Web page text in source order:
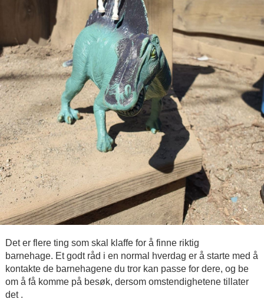
Det er flere ting som skal klaffe for å finne riktig
barnehage. Et godt råd i en normal hverdag er å starte med å
kontakte de barnehagene du tror kan passe for dere, og be
om å få komme på besøk, dersom omstendighetene tillater
det .